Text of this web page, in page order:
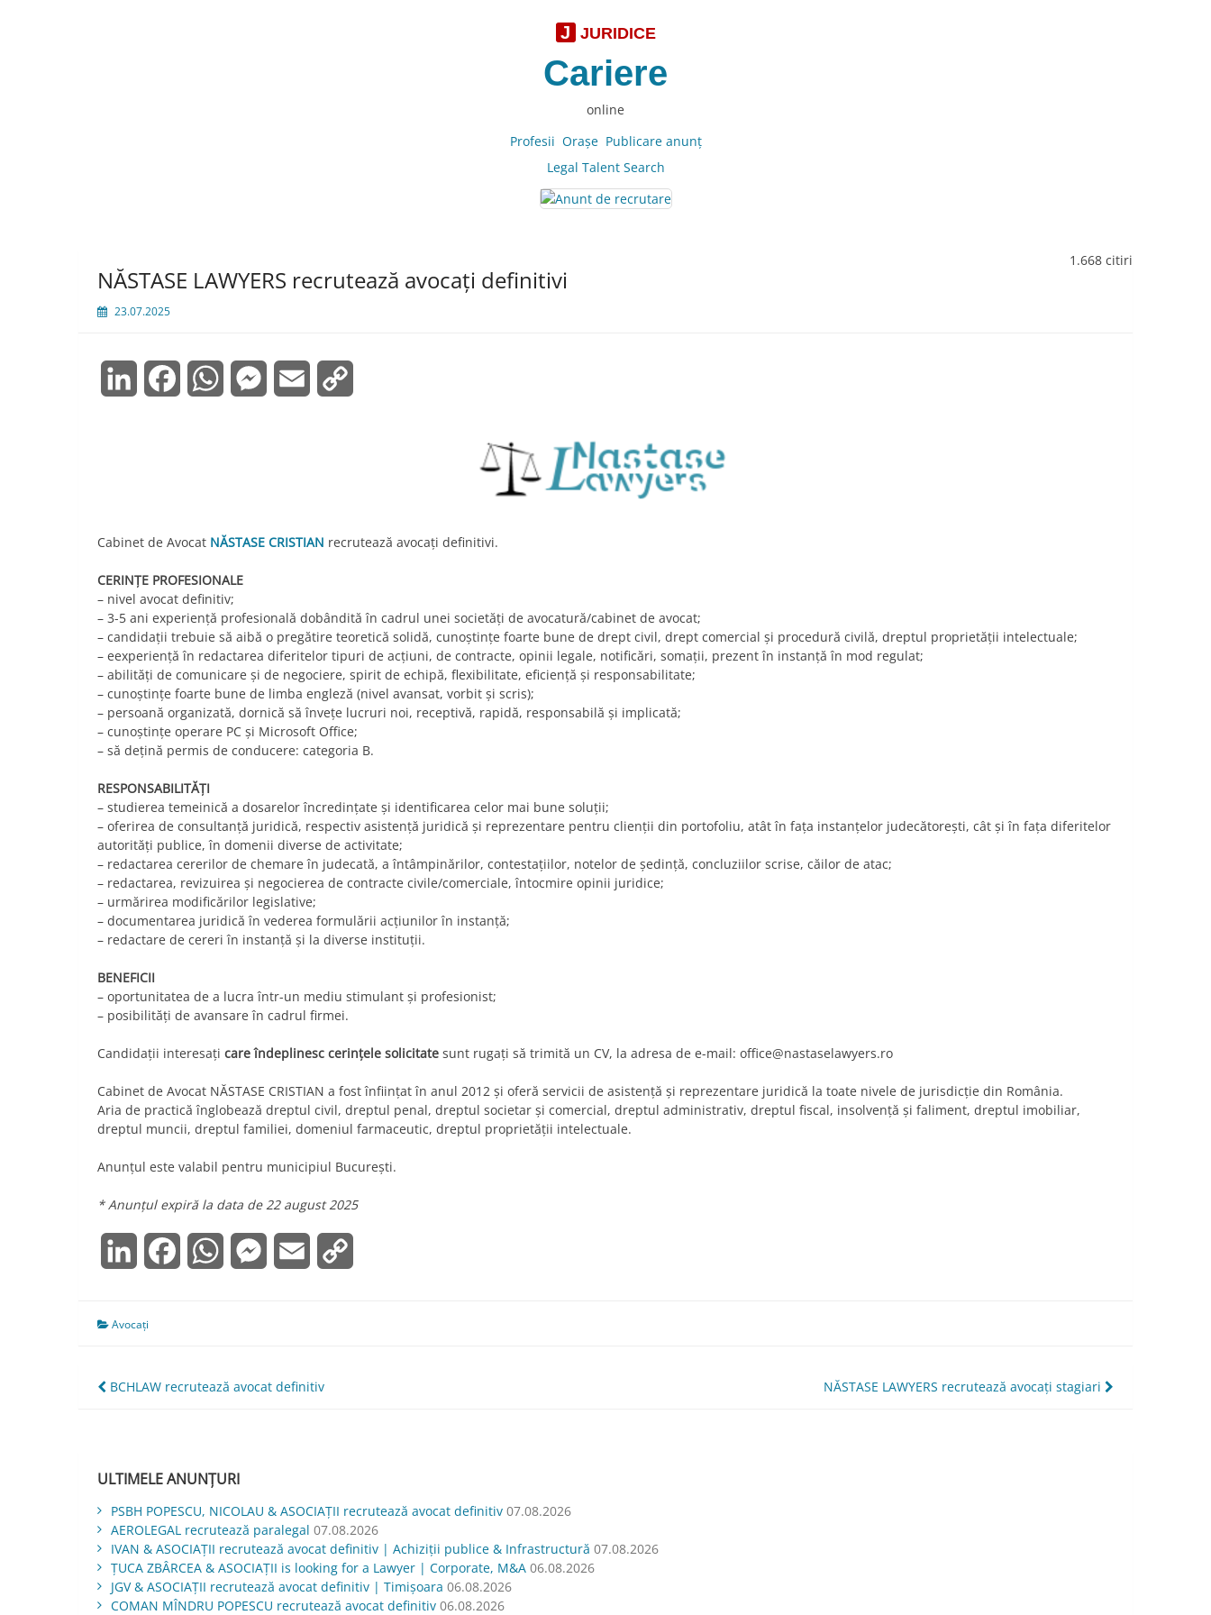
J JURIDICE
Cariere
online
Profesii Oraşe Publicare anunţ
Legal Talent Search
1.668 citiri
NĂSTASE LAWYERS recrutează avocaţi definitivi
23.07.2025
LinkedInFacebookWhatsAppMessenger
Email
Cabinet de Avocat NĂSTASE CRISTIAN recrutează avocaţi definitivi.
CERINŢE PROFESIONALE
– nivel avocat definitiv;
– 3-5 ani experiență profesională dobândită în cadrul unei societăți de avocatură/cabinet de avocat;
– candidaţii trebuie să aibă o pregătire teoretică solidă, cunoştinţe foarte bune de drept civil, drept comercial și procedură civilă, dreptul proprietății intelectuale;
– eexperienţă în redactarea diferitelor tipuri de acţiuni, de contracte, opinii legale, notificări, somaţii, prezent în instanţă în mod regulat;
– abilităţi de comunicare şi de negociere, spirit de echipă, flexibilitate, eficienţă şi responsabilitate;
– cunoştinţe foarte bune de limba engleză (nivel avansat, vorbit şi scris);
– persoană organizată, dornică să înveţe lucruri noi, receptivă, rapidă, responsabilă și implicată;
– cunoştinţe operare PC și Microsoft Office;
– să dețină permis de conducere: categoria B.
RESPONSABILITĂŢI
– studierea temeinică a dosarelor încredinţate şi identificarea celor mai bune soluţii;
– oferirea de consultanță juridică, respectiv asistență juridică și reprezentare pentru clienții din portofoliu, atât în fața instanțelor judecătorești, cât și în fața diferitelor
autorități publice, în domenii diverse de activitate;
– redactarea cererilor de chemare în judecată, a întâmpinărilor, contestațiilor, notelor de şedinţă, concluziilor scrise, căilor de atac;
– redactarea, revizuirea și negocierea de contracte civile/comerciale, întocmire opinii juridice;
– urmărirea modificărilor legislative;
– documentarea juridică în vederea formulării acţiunilor în instanţă;
– redactare de cereri în instanţă şi la diverse instituţii.
BENEFICII
– oportunitatea de a lucra într-un mediu stimulant și profesionist;
– posibilități de avansare în cadrul firmei.
Candidaţii interesaţi care îndeplinesc cerinţele solicitate sunt rugaţi să trimită un CV, la adresa de e-mail: office@nastaselawyers.ro
Cabinet de Avocat NĂSTASE CRISTIAN a fost înființat în anul 2012 şi oferă servicii de asistență și reprezentare juridică la toate nivele de jurisdicție din România.
Aria de practică înglobează dreptul civil, dreptul penal, dreptul societar și comercial, dreptul administrativ, dreptul fiscal, insolvență și faliment, dreptul imobiliar,
dreptul muncii, dreptul familiei, domeniul farmaceutic, dreptul proprietății intelectuale.
Anunțul este valabil pentru municipiul București.
* Anunțul expiră la data de 22 august 2025
LinkedInFacebookWhatsAppMessenger
Email
Avocați
Navigare
BCHLAW recrutează avocat definitiv NĂSTASE LAWYERS recrutează avocaţi stagiari
ULTIMELE ANUNȚURI
PSBH POPESCU, NICOLAU & ASOCIAȚII recrutează avocat definitiv 07.08.2026
AEROLEGAL recrutează paralegal 07.08.2026
IVAN & ASOCIAŢII recrutează avocat definitiv | Achiziții publice & Infrastructură 07.08.2026
ŢUCA ZBÂRCEA & ASOCIAŢII is looking for a Lawyer | Corporate, M&A 06.08.2026
JGV & ASOCIAŢII recrutează avocat definitiv | Timișoara 06.08.2026
COMAN MÎNDRU POPESCU recrutează avocat definitiv 06.08.2026